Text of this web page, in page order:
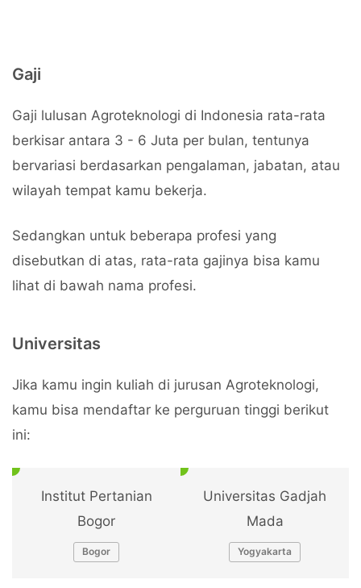
Gaji
Gaji lulusan Agroteknologi di Indonesia rata-rata
berkisar antara 3 - 6 Juta per bulan, tentunya
bervariasi berdasarkan pengalaman, jabatan, atau
wilayah tempat kamu bekerja.
Sedangkan untuk beberapa profesi yang
disebutkan di atas, rata-rata gajinya bisa kamu
lihat di bawah nama profesi.
Universitas
Jika kamu ingin kuliah di jurusan Agroteknologi,
kamu bisa mendaftar ke perguruan tinggi berikut
ini:
Institut Pertanian
Bogor
Bogor
Universitas Gadjah
Mada
Yogyakarta